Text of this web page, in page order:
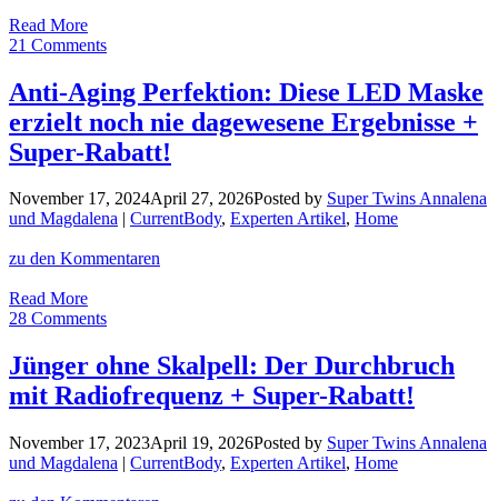
Read MoreDie
weltweit
CurrentBody
Beauty
Geräte
im
Super-
+
Super-
21 Comments
Anti-Aging Perfektion: Diese LED Maske
erzielt noch nie dagewesene Ergebnisse +
Super-Rabatt!
November 17, 2024April 27, 2026Posted by Super Twins Annalena
und Magdalena | CurrentBody, Experten Artikel, Home
zu den Kommentaren
Read MoreAnti-
Aging
Diese
LED
Maske
noch
nie
dagewesene
28 Comments
Jünger ohne Skalpell: Der Durchbruch
mit Radiofrequenz + Super-Rabatt!
November 17, 2023April 19, 2026Posted by Super Twins Annalena
und Magdalena | CurrentBody, Experten Artikel, Home